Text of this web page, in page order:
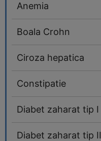
Anemia
Boala Crohn
Ciroza hepatica
Constipatie
Diabet zaharat tip I
Diabet zaharat tip II